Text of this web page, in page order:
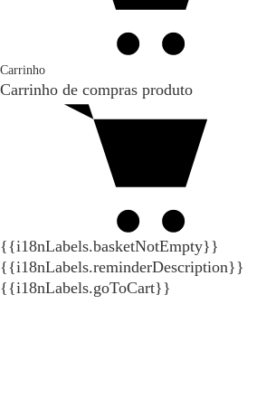
Carrinho
Carrinho de compras produto
{{i18nLabels.basketNotEmpty}}
{{i18nLabels.reminderDescription}}
{{i18nLabels.goToCart}}